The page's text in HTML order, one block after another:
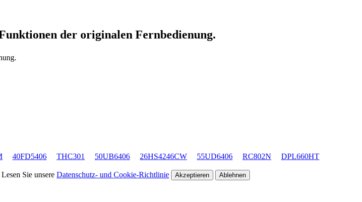
der originalen Fernbedienung.
40FD5406 THC301 50UB6406 26HS4246CW 55UD6406 RC802N
DPL660HT
Sie unsere Datenschutz- und Cookie-Richtlinie Akzeptieren Ablehnen